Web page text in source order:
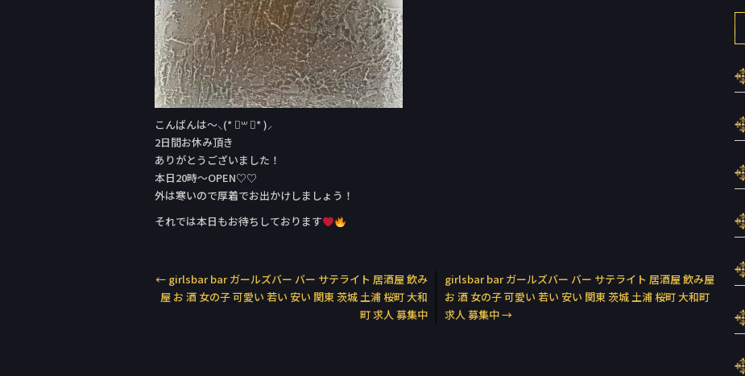
こんばんは〜⸜(* ॑꒳ ॑* )⸝
2日間お休み頂き
ありがとうございました！
本日20時～OPEN♡♡
外は寒いので厚着でお出かけしましょう！
それでは本日もお待ちしております
← girlsbar bar ガールズバー バー サテライト 居酒屋 飲み
屋 お 酒 女の子 可愛い 若い 安い 関東 茨城 土浦 桜町 大和
町 求人 募集中
girlsbar bar ガールズバー バー サテライト 居酒屋 飲み屋
お 酒 女の子 可愛い 若い 安い 関東 茨城 土浦 桜町 大和町
求人 募集中→